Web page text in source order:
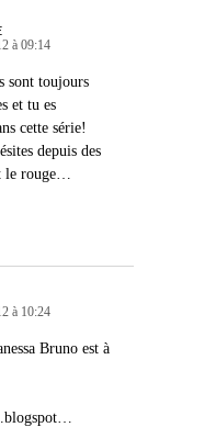
à 09:14
sont toujours
et tu es
cette série!
depuis des
le rouge…
à 10:24
Bruno est à
…